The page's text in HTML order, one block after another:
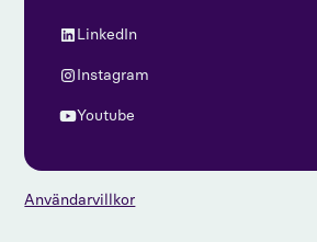
LinkedIn
Instagram
Youtube
Användarvillkor